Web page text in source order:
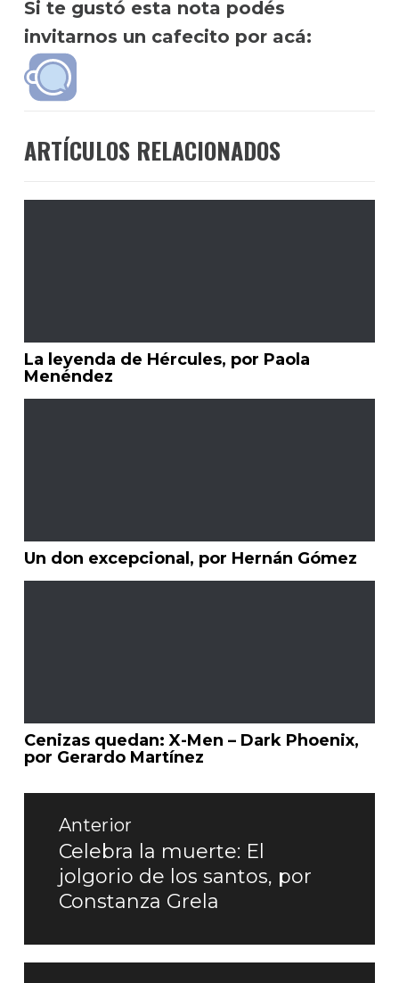
Si te gustó esta nota podés
invitarnos un cafecito por acá:
ARTÍCULOS RELACIONADOS
La leyenda de Hércules, por Paola
Menéndez
Un don excepcional, por Hernán Gómez
Cenizas quedan: X-Men – Dark Phoenix,
por Gerardo Martínez
Navegación
entradas
Anterior
Entrada
anterior:
Celebra la muerte: El
jolgorio de los santos, por
Constanza Grela